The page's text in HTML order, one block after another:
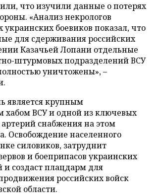
что изучили данные о потерях
«Анализ некрологов
боевиков показал, что
для сдерживания российских
Казачьей Лопани отдельные
штурмовых подразделений ВСУ
уничтожены», –
является крупным
хабом ВСУ и одной из ключевых
снабжения на этом
Освобождение населенного
силовиков, затруднит
и боеприпасов украинских
создаст плацдарм для
российских войск
области.